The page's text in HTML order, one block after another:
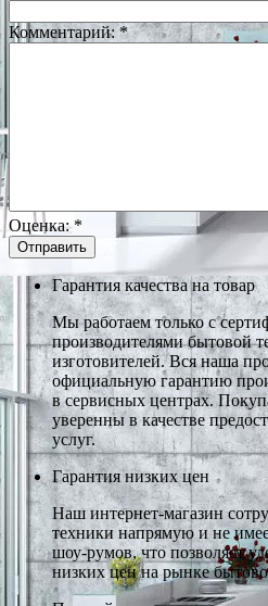
Комментарий:*
Оценка:*
Гарантия качества на товар
Мы работаем только с
производителями бытовой
изготовителей. Вся наша
официальную гарантию
в сервисных центрах.
уверенны в качестве
услуг.
Гарантия низких цен
Наш интернет-магазин
техники напрямую и не
шоу-румов, что позволяет
низких цен на рынке